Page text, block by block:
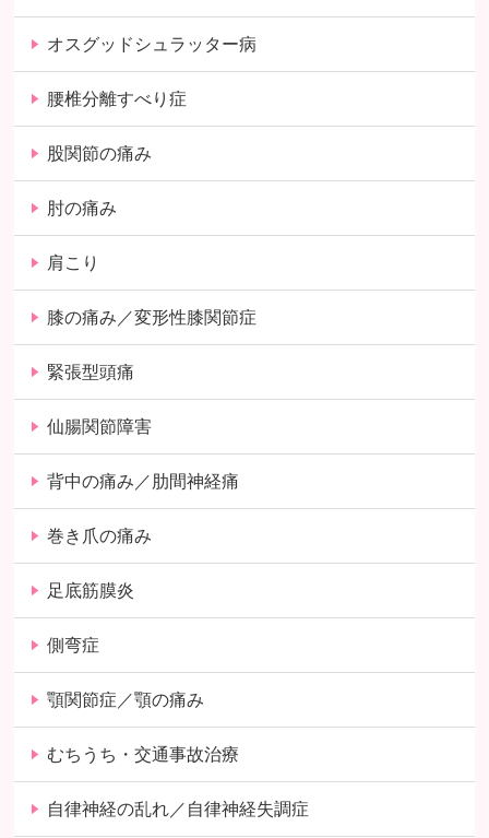
オスグッドシュラッター病
腰椎分離すべり症
股関節の痛み
肘の痛み
肩こり
膝の痛み／変形性膝関節症
緊張型頭痛
仙腸関節障害
背中の痛み／肋間神経痛
巻き爪の痛み
足底筋膜炎
側弯症
顎関節症／顎の痛み
むちうち・交通事故治療
自律神経の乱れ／自律神経失調症